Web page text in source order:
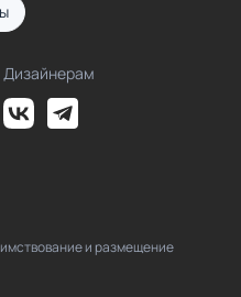
Дизайнерам
и размещение